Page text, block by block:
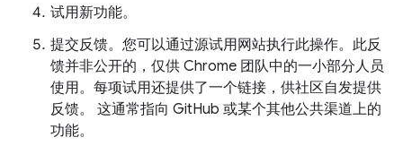
试用新功能。
提交反馈。您可以通过源试用网站执行此操作。此反
馈并非公开的，仅供 Chrome 团队中的一小部分人员
使用。每项试用还提供了一个链接，供社区自发提供
反馈。 这通常指向 GitHub 或某个其他公共渠道上的
功能。